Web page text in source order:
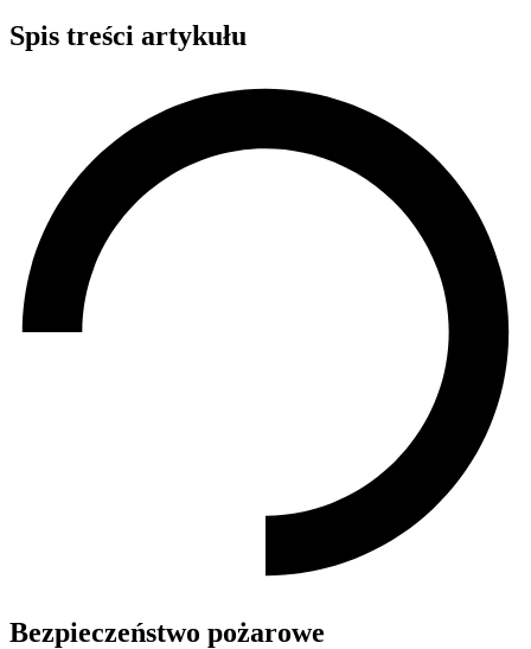
Spis treści artykułu
Bezpieczeństwo pożarowe